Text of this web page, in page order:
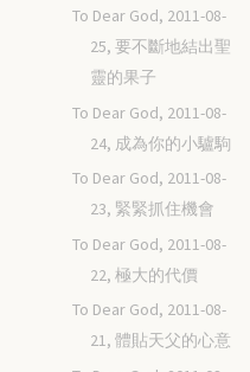
To Dear God, 2011-08-
25, 要不斷地結出聖
靈的果子
To Dear God, 2011-08-
24, 成為你的小驢駒
To Dear God, 2011-08-
23, 緊緊抓住機會
To Dear God, 2011-08-
22, 極大的代價
To Dear God, 2011-08-
21, 體貼天父的心意